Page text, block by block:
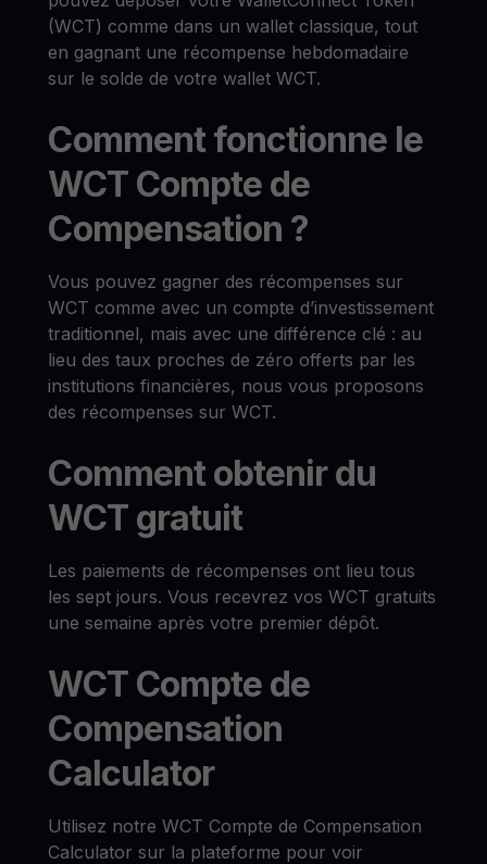
(WCT) comme dans un wallet classique, tout
en gagnant une récompense hebdomadaire
sur le solde de votre wallet WCT.
Comment fonctionne le
WCT Compte de
Compensation ?
Vous pouvez gagner des récompenses sur
WCT comme avec un compte d’investissement
traditionnel, mais avec une différence clé : au
lieu des taux proches de zéro offerts par les
institutions financières, nous vous proposons
des récompenses sur WCT.
Comment obtenir du
WCT gratuit
Les paiements de récompenses ont lieu tous
les sept jours. Vous recevrez vos WCT gratuits
une semaine après votre premier dépôt.
WCT Compte de
Compensation
Calculator
Utilisez notre WCT Compte de Compensation
Calculator sur la plateforme pour voir